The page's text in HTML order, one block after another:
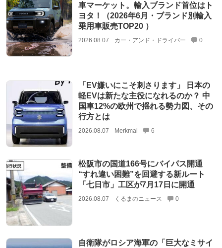
車マーケット。輸入ブランド首位はト
ヨタ！（2026年6月・ブランド別輸入
乗用車販売TOP20 ）
2026.08.07 カー・アンド・ドライバー 0
「EV嫌いにこそ刺さります」 日本の
軽EVは新たな主役になれるのか？ 中
国車12%の欧州で揺れる勢力図、その
行方とは
2026.08.07 Merkmal 6
松阪市の国道166号にバイパス開通
“すれ違い困難”を回避する新ルート
「七日市」工区が7月17日に開通
2026.08.07 くるまのニュース 0
自衛隊がロシア海軍の「巨大なミサイ